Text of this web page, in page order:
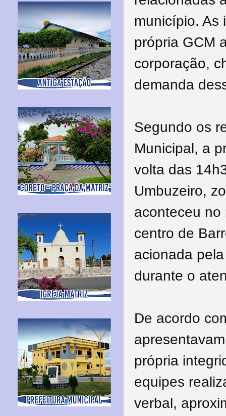
município. As
própria GCM
corporação,
demanda
Segundo os
Municipal, a
volta das
Umbuzeiro,
aconteceu no
centro de
acionada
durante o
De acordo
própria
equipes
verbal,